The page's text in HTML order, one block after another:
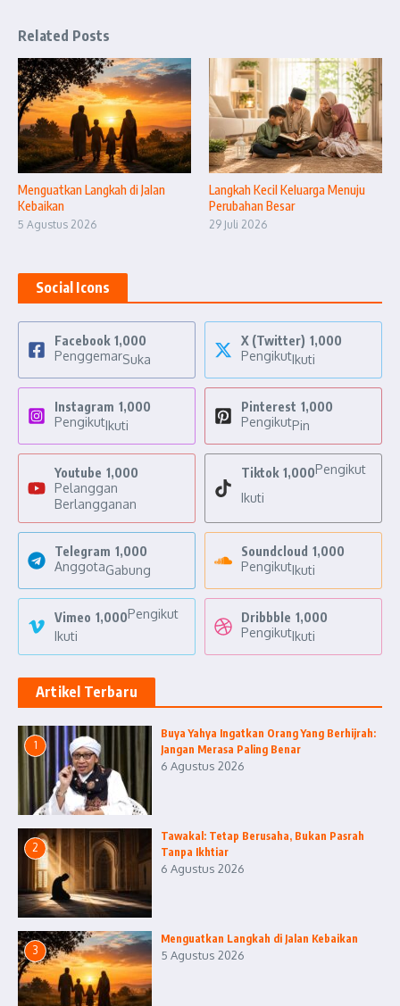
Related Posts
Menguatkan Langkah di Jalan
Kebaikan
5 Agustus 2026
Langkah Kecil Keluarga Menuju
Perubahan Besar
29 Juli 2026
Social Icons
Facebook 1,000
PenggemarSuka
X (Twitter) 1,000
PengikutIkuti
Instagram 1,000
PengikutIkuti
Pinterest 1,000
PengikutPin
Youtube 1,000
Pelanggan
Berlangganan
Tiktok 1,000Pengikut
Ikuti
Telegram 1,000
AnggotaGabung
Soundcloud 1,000
PengikutIkuti
Vimeo 1,000Pengikut
Ikuti
Dribbble 1,000
PengikutIkuti
Artikel Terbaru
1
Buya Yahya Ingatkan Orang Yang Berhijrah:
Jangan Merasa Paling Benar
6 Agustus 2026
2
Tawakal: Tetap Berusaha, Bukan Pasrah
Tanpa Ikhtiar
6 Agustus 2026
3
Menguatkan Langkah di Jalan Kebaikan
5 Agustus 2026